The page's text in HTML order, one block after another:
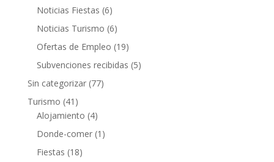
Noticias Fiestas (6)
Noticias Turismo (6)
Ofertas de Empleo (19)
Subvenciones recibidas (5)
Sin categorizar(77)
Turismo (41)
Alojamiento (4)
Donde-comer(1)
Fiestas (18)